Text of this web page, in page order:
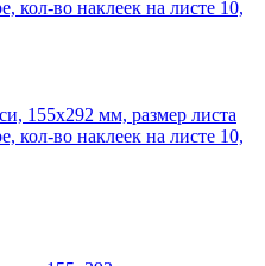
155х292 мм, размер листа
кол-во наклеек на листе 10,